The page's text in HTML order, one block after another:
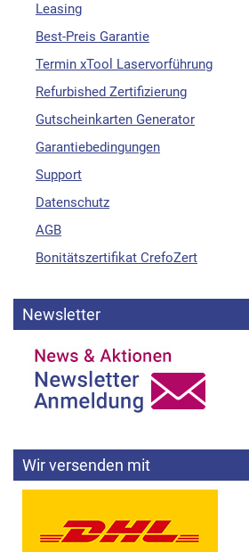
Leasing
Best-Preis Garantie
Termin xTool Laservorführung
Refurbished Zertifizierung
Gutscheinkarten Generator
Garantiebedingungen
Support
Datenschutz
AGB
Bonitätszertifikat CrefoZert
Newsletter
Wir versenden mit